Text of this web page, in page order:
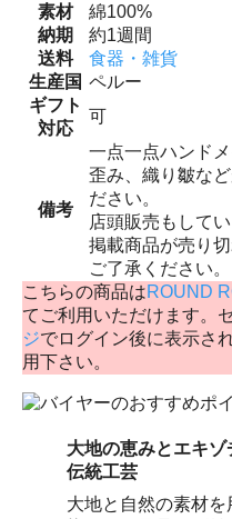
素材
綿100%
納期
約1週間
送料
食器・雑貨
生産国 ペルー
ギフト
対応
可
備考
一点一点ハンド
歪み、織り皺な
ださい。
店頭販売もして
掲載商品が売り
ご了承ください。
こちらの商品はROUND
てご利用いただけます。
ジでログイン後に表示さ
用下さい。
大地の恵みとエキ
伝統工芸
大地と自然の素材